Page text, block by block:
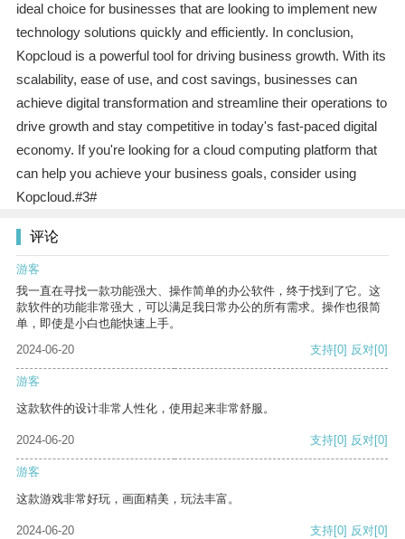
ideal choice for businesses that are looking to implement new
technology solutions quickly and efficiently. In conclusion,
Kopcloud is a powerful tool for driving business growth. With its
scalability, ease of use, and cost savings, businesses can
achieve digital transformation and streamline their operations to
drive growth and stay competitive in today's fast-paced digital
economy. If you're looking for a cloud computing platform that
can help you achieve your business goals, consider using
Kopcloud.#3#
评论
游客
我一直在寻找一款功能强大、操作简单的办公软件，终于找到了它。这
款软件的功能非常强大，可以满足我日常办公的所有需求。操作也很简
单，即使是小白也能快速上手。
2024-06-20
支持[0] 反对[0]
游客
这款软件的设计非常人性化，使用起来非常舒服。
2024-06-20 支持[0] 反对[0]
游客
这款游戏非常好玩，画面精美，玩法丰富。
2024-06-20 支持[0] 反对[0]